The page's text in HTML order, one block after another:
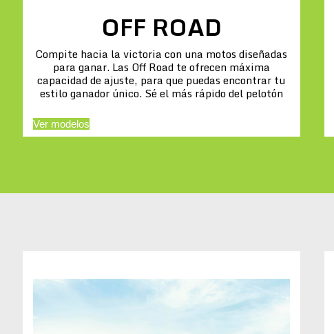
OFF ROAD
Compite hacia la victoria con una motos diseñadas
para ganar. Las Off Road te ofrecen máxima
capacidad de ajuste, para que puedas encontrar tu
estilo ganador único. Sé el más rápido del pelotón
Ver modelos